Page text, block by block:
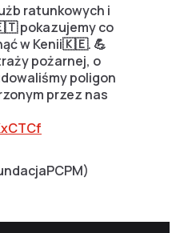
ratunkowych i
pokazujemy co
w Kenii🇰🇪. 💪
pożarnej, o
poligon
przez nas